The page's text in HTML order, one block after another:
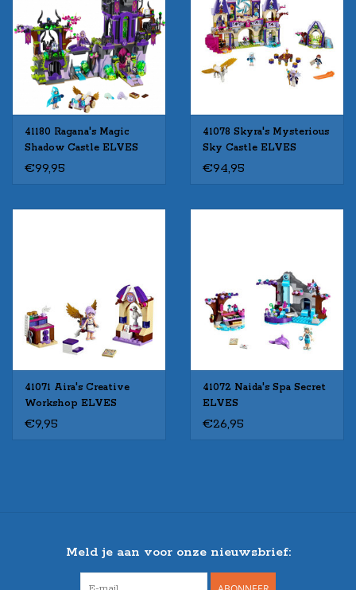
41180 Ragana's Magic
Shadow Castle ELVES
€99,95
41078 Skyra's Mysterious
Sky Castle ELVES
€94,95
41071 Aira's Creative
Workshop ELVES
€9,95
41072 Naida's Spa Secret
ELVES
€26,95
Meld je aan voor onze nieuwsbrief: